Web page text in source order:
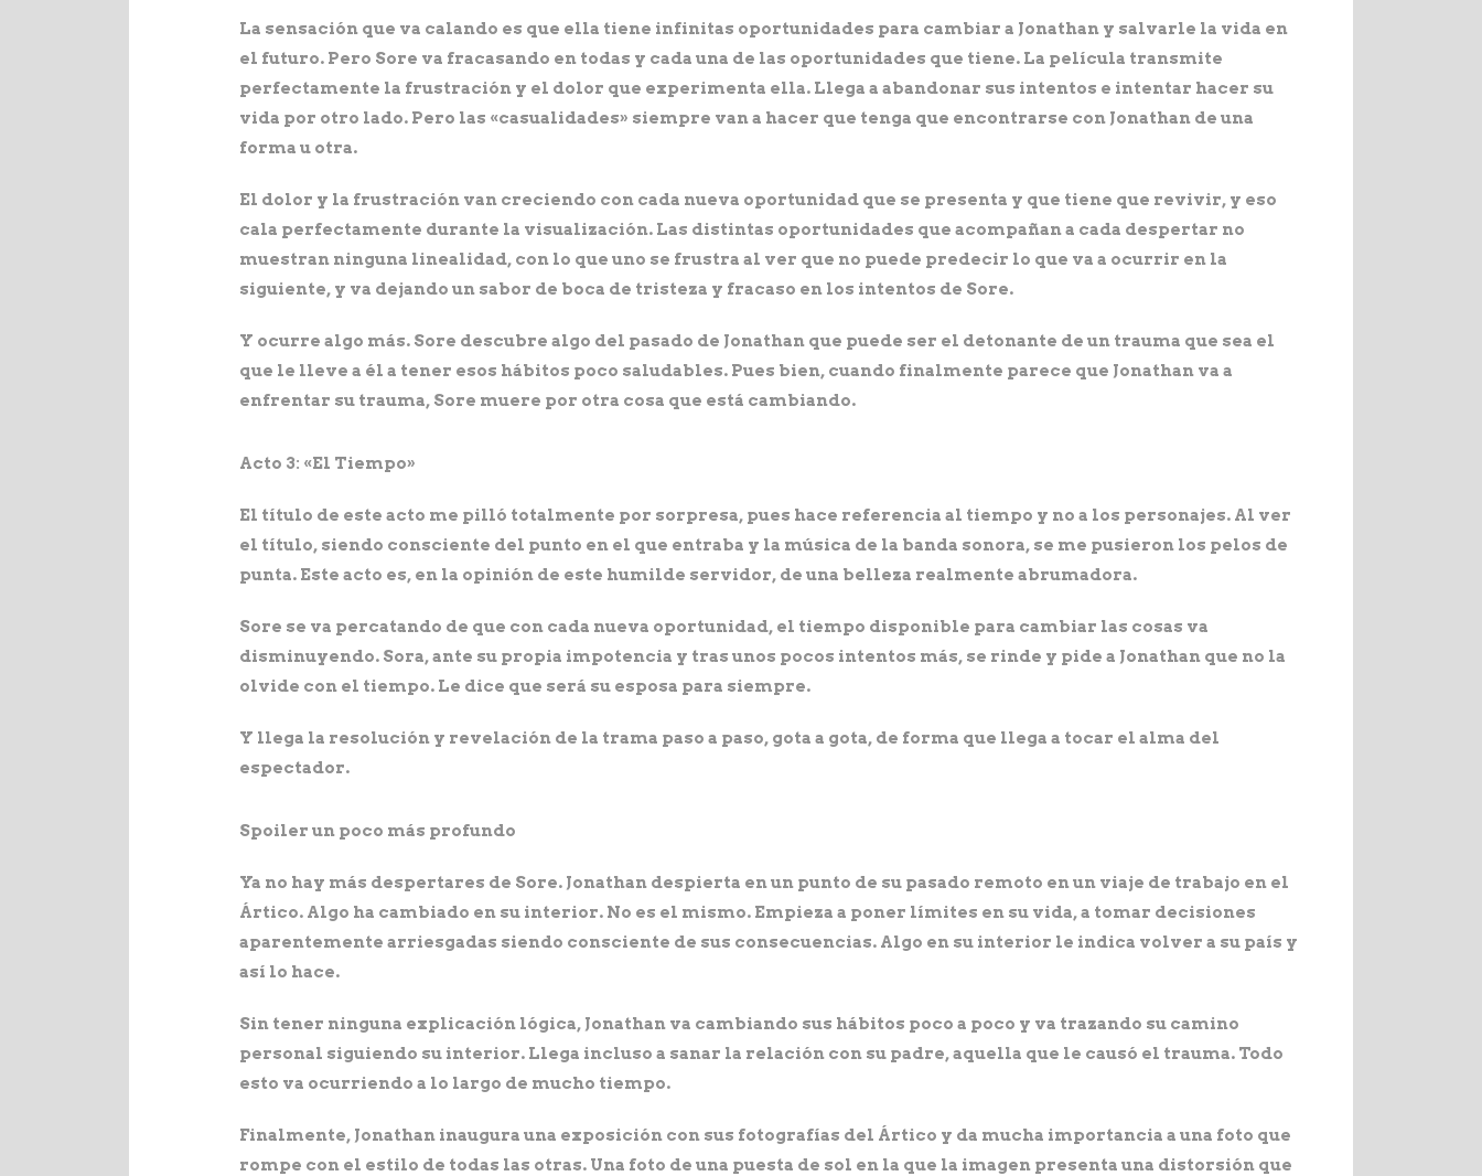
La sensación que va calando es que ella tiene infinitas oportunidades para cambiar a Jonathan y salvarle la vida en
el futuro. Pero Sore va fracasando en todas y cada una de las oportunidades que tiene. La película transmite
perfectamente la frustración y el dolor que experimenta ella. Llega a abandonar sus intentos e intentar hacer su
vida por otro lado. Pero las «casualidades» siempre van a hacer que tenga que encontrarse con Jonathan de una
forma u otra.
El dolor y la frustración van creciendo con cada nueva oportunidad que se presenta y que tiene que revivir, y eso
cala perfectamente durante la visualización. Las distintas oportunidades que acompañan a cada despertar no
muestran ninguna linealidad, con lo que uno se frustra al ver que no puede predecir lo que va a ocurrir en la
siguiente, y va dejando un sabor de boca de tristeza y fracaso en los intentos de Sore.
Y ocurre algo más. Sore descubre algo del pasado de Jonathan que puede ser el detonante de un trauma que sea el
que le lleve a él a tener esos hábitos poco saludables. Pues bien, cuando finalmente parece que Jonathan va a
enfrentar su trauma, Sore muere por otra cosa que está cambiando.
Acto 3: «El Tiempo»
El título de este acto me pilló totalmente por sorpresa, pues hace referencia al tiempo y no a los personajes. Al ver
el título, siendo consciente del punto en el que entraba y la música de la banda sonora, se me pusieron los pelos de
punta. Este acto es, en la opinión de este humilde servidor, de una belleza realmente abrumadora.
Sore se va percatando de que con cada nueva oportunidad, el tiempo disponible para cambiar las cosas va
disminuyendo. Sora, ante su propia impotencia y tras unos pocos intentos más, se rinde y pide a Jonathan que no la
olvide con el tiempo. Le dice que será su esposa para siempre.
Y llega la resolución y revelación de la trama paso a paso, gota a gota, de forma que llega a tocar el alma del
espectador.
Spoiler un poco más profundo
Ya no hay más despertares de Sore. Jonathan despierta en un punto de su pasado remoto en un viaje de trabajo en el
Ártico. Algo ha cambiado en su interior. No es el mismo. Empieza a poner límites en su vida, a tomar decisiones
aparentemente arriesgadas siendo consciente de sus consecuencias. Algo en su interior le indica volver a su país y
así lo hace.
Sin tener ninguna explicación lógica, Jonathan va cambiando sus hábitos poco a poco y va trazando su camino
personal siguiendo su interior. Llega incluso a sanar la relación con su padre, aquella que le causó el trauma. Todo
esto va ocurriendo a lo largo de mucho tiempo.
Finalmente, Jonathan inaugura una exposición con sus fotografías del Ártico y da mucha importancia a una foto que
rompe con el estilo de todas las otras. Una foto de una puesta de sol en la que la imagen presenta una distorsión que